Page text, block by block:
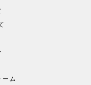
ム